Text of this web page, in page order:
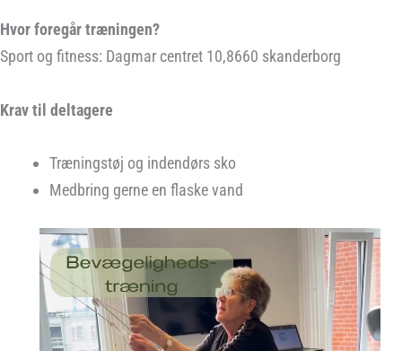
Hvor foregår træningen?
Sport og fitness: Dagmar centret 10,8660 skanderborg
Krav til deltagere
Træningstøj og indendørs sko
Medbring gerne en flaske vand